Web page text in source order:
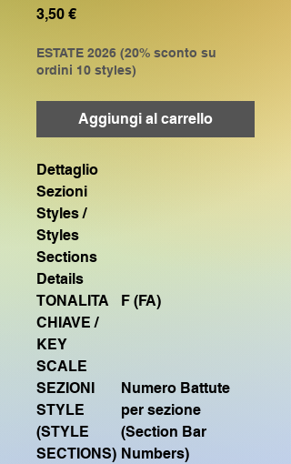
3,50 €Prezzo
ESTATE 2026 (20% sconto su
ordini 10 styles)
Aggiungi al carrello
Dettaglio
Sezioni
Styles /
Styles
Sections
Details
TONALITA
CHIAVE /
KEY
SCALE
F (FA)
SEZIONI
STYLE
(STYLE
SECTIONS)
Numero Battute
per sezione
(Section Bar
Numbers)